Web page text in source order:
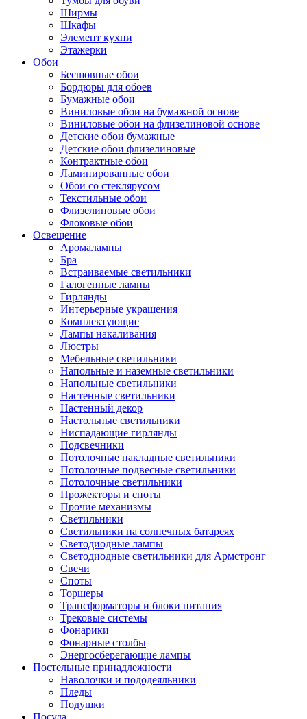
Ширмы
Шкафы
Элемент кухни
Этажерки
Обои
Бесшовные обои
Бордюры для обоев
Бумажные обои
Виниловые обои на бумажной основе
Виниловые обои на флизелиновой основе
Детские обои бумажные
Детские обои флизелиновые
Контрактные обои
Ламинированные обои
Обои со стеклярусом
Текстильные обои
Флизелиновые обои
Флоковые обои
Освещение
Аромалампы
Бра
Встраиваемые светильники
Галогенные лампы
Гирлянды
Интерьерные украшения
Комплектующие
Лампы накаливания
Люстры
Мебельные светильники
Напольные и наземные светильники
Напольные светильники
Настенные светильники
Настенный декор
Настольные светильники
Ниспадающие гирлянды
Подсвечники
Потолочные накладные светильники
Потолочные подвесные светильники
Потолочные светильники
Прожекторы и споты
Прочие механизмы
Светильники
Светильники на солнечных батареях
Светодиодные лампы
Светодиодные светильники для Армстронг
Свечи
Споты
Торшеры
Трансформаторы и блоки питания
Трековые системы
Фонарики
Фонарные столбы
Энергосберегающие лампы
Постельные принадлежности
Наволочки и пододеяльники
Пледы
Подушки
Посуда